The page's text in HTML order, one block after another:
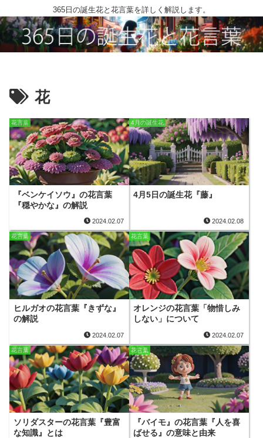
365日の誕生花と花言葉を詳しく解説します。
花
花言葉
『ベンケイソウ』の花言葉
『穏やかな』の解説
2024.02.07
4月の誕生花
4月5日の誕生花『藤』
2024.02.08
花言葉
ヒルガオの花言葉『きずな』
の解説
2024.02.07
花言葉
オレンジの花言葉「物惜しみ
しない」について
2024.02.07
花言葉
ソリダスターの花言葉『豊富
な知識』とは
花言葉
『バイモ』の花言葉『人を喜
ばせる』の意味と由来